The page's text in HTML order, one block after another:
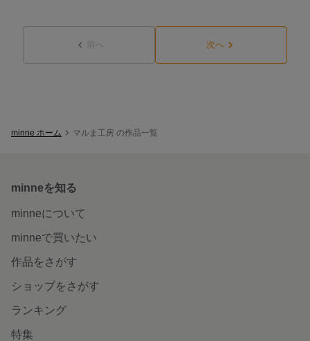
前へ 次へ
minne ホーム マルま工房 の作品一覧
minneを知る
minneについて
minneで買いたい
作品をさがす
ショップをさがす
ランキング
特集